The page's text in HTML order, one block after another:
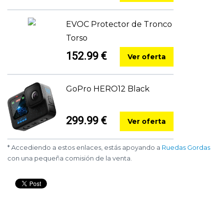
EVOC Protector de Tronco
Torso
152.99 € Ver oferta
GoPro HERO12 Black
299.99 € Ver oferta
* Accediendo a estos enlaces, estás apoyando a Ruedas Gordas
con una pequeña comisión de la venta.